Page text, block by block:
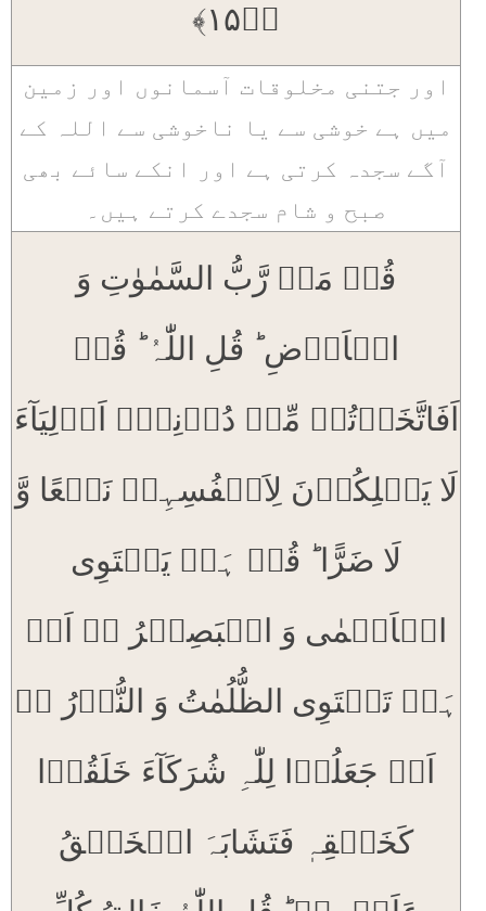
﴿ٛ۱۵﴾
اور جتنی مخلوقات آسمانوں اور زمین
میں ہے خوشی سے یا ناخوشی سے اللہ کے
آگے سجدہ کرتی ہے اور انکے سائے بھی
صبح و شام سجدے کرتے ہیں۔
قُلۡ مَنۡ رَّبُّ السَّمٰوٰتِ وَ
الۡاَرۡضِ ؕ قُلِ اللّٰہُ ؕ قُلۡ
اَفَاتَّخَذۡتُمۡ مِّنۡ دُوۡنِہٖۤ اَوۡلِیَآءَ
لَا یَمۡلِکُوۡنَ لِاَنۡفُسِہِمۡ نَفۡعًا وَّ
لَا ضَرًّا ؕ قُلۡ ہَلۡ یَسۡتَوِی
الۡاَعۡمٰی وَ الۡبَصِیۡرُ ۬ۙ اَمۡ
ہَلۡ تَسۡتَوِی الظُّلُمٰتُ وَ النُّوۡرُ ۬ۚ
اَمۡ جَعَلُوۡا لِلّٰہِ شُرَکَآءَ خَلَقُوۡا
کَخَلۡقِہٖ فَتَشَابَہَ الۡخَلۡقُ